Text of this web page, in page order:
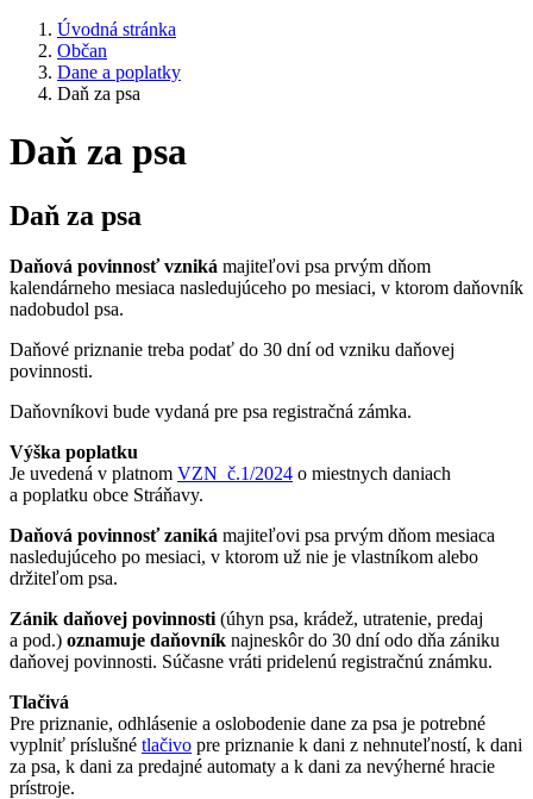
Úvodná stránka
Občan
Dane a poplatky
Daň za psa
Daň za psa
Daň za psa
Daňová povinnosť vzniká majiteľovi psa prvým dňom
kalendárneho mesiaca nasledujúceho po mesiaci, v ktorom daňovník
nadobudol psa.
Daňové priznanie treba podať do 30 dní od vzniku daňovej
povinnosti.
Daňovníkovi bude vydaná pre psa registračná zámka.
Výška poplatku
Je uvedená v platnom VZN č.1/2024 o miestnych daniach
a poplatku obce Stráňavy.
Daňová povinnosť zaniká majiteľovi psa prvým dňom mesiaca
nasledujúceho po mesiaci, v ktorom už nie je vlastníkom alebo
držiteľom psa.
Zánik daňovej povinnosti (úhyn psa, krádež, utratenie, predaj
a pod.) oznamuje daňovník najneskôr do 30 dní odo dňa zániku
daňovej povinnosti. Súčasne vráti pridelenú registračnú známku.
Tlačivá
Pre priznanie, odhlásenie a oslobodenie dane za psa je potrebné
vyplniť príslušné tlačivo pre priznanie k dani z nehnuteľností, k dani
za psa, k dani za predajné automaty a k dani za nevýherné hracie
prístroje.